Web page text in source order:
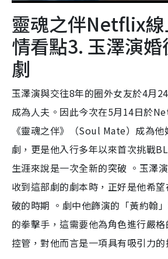
靈魂之伴Netflix
情看點3. 玉澤演
劇
玉澤演與交往8年的圈外女友於4月
成為人夫。因此今次在5月14日於
《靈魂之伴》（Soul Mate）成為
劇，更是他入行多年以來首次挑戰
生涯來說是一次全新的突破 。玉澤
收到這部劇的劇本時，正好是他希
破的時期 。劇中他飾演的「黃約翰
的拳擊手，這需要他為角色進行嚴
控管，對他而言是一項具有吸引力的